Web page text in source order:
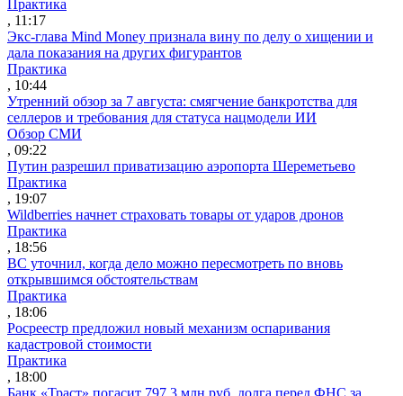
Практика
, 11:17
Экс-глава Mind Money признала вину по делу о хищении и
дала показания на других фигурантов
Практика
, 10:44
Утренний обзор за 7 августа: смягчение банкротства для
селлеров и требования для статуса нацмодели ИИ
Обзор СМИ
, 09:22
Путин разрешил приватизацию аэропорта Шереметьево
Практика
, 19:07
Wildberries начнет страховать товары от ударов дронов
Практика
, 18:56
ВС уточнил, когда дело можно пересмотреть по вновь
открывшимся обстоятельствам
Практика
, 18:06
Росреестр предложил новый механизм оспаривания
кадастровой стоимости
Практика
, 18:00
Банк «Траст» погасит 797,3 млн руб. долга перед ФНС за